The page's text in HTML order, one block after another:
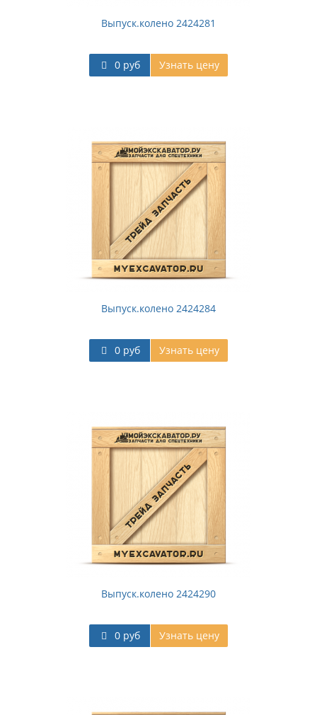
Выпуск.колено 2424281
0 руб Узнать цену
Выпуск.колено 2424284
0 руб Узнать цену
Выпуск.колено 2424290
0 руб Узнать цену